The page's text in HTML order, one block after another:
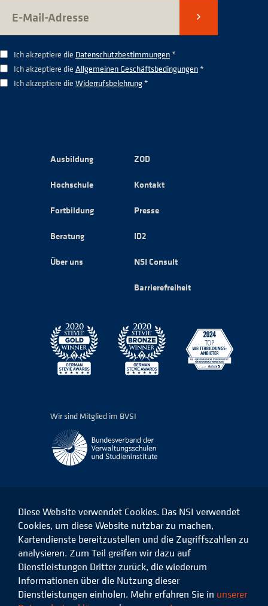
Senden
Ich akzeptiere die Datenschutzbestimmungen*
Ich akzeptiere die Allgemeinen Geschäftsbedingungen*
Ich akzeptiere die Widerrufsbelehrung*
Ausbildung
Hochschule
Fortbildung
Beratung
Über uns
ZOD
Kontakt
Presse
ID2
NSI Consult
Barrierefreiheit
Wir sind Mitglied im BVSI
Das
NSI
Facebook
Das
NSI
auf
LinkedIn
Das
NSI
auf
Instagram
Das
Xing
Datenschutz Impressum
Diese Website verwendet Cookies. Das NSI verwendet
Cookies, um diese Website nutzbar zu machen,
Kartendienste bereitzustellen und die Zugriffszahlen zu
analysieren. Zum Teil greifen wir dazu auf
Dienstleistungen Dritter zurück, die wiederum
Informationen über die Nutzung dieser
Dienstleistungen einholen. Mehr erfahren Sie in unserer